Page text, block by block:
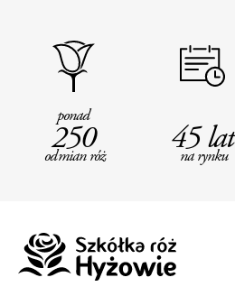
ponad
250
odmian róż
45 lat
na rynku